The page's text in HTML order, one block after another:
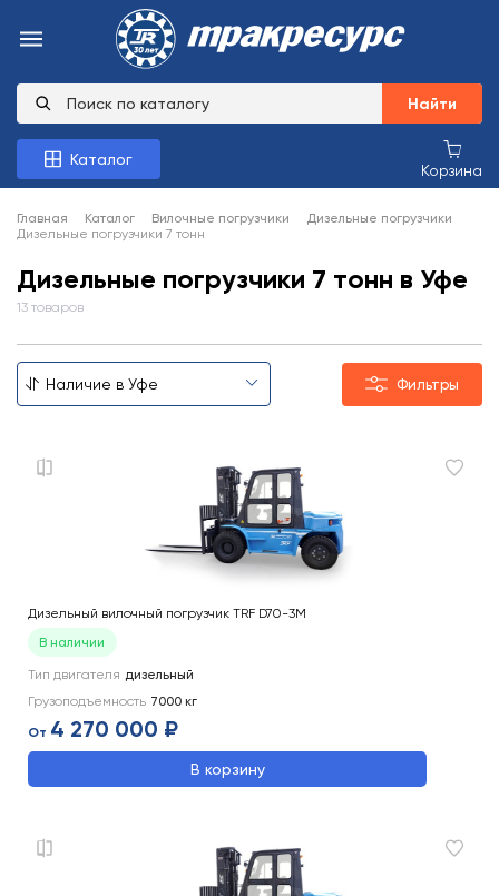
Найти
Каталог
Корзина
Главная Каталог Вилочные погрузчики
Дизельные погрузчики
Дизельные погрузчики 7 тонн
Дизельные погрузчики 7 тонн в Уфе
13 товаров
Фильтры
Дизельный вилочный погрузчик TRF D70-3M
В наличии
Тип двигателя дизельный
Грузоподъемность 7000 кг
От 4 270 000 ₽
В корзину